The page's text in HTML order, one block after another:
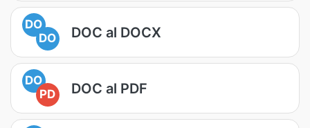
DO
DO
DOC al DOCX
DO
PD
DOC al PDF